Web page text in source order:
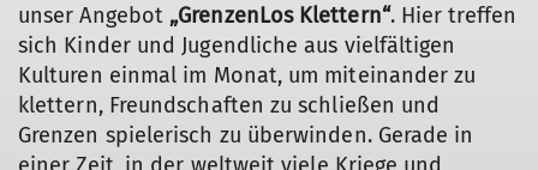
unser Angebot „GrenzenLos Klettern“. Hier treffen
sich Kinder und Jugendliche aus vielfältigen
Kulturen einmal im Monat, um miteinander zu
klettern, Freundschaften zu schließen und
Grenzen spielerisch zu überwinden. Gerade in